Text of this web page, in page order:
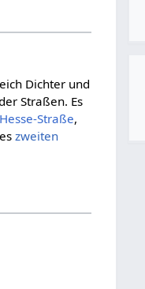
Dichter und
Straßen. Es
Straße,
zweiten